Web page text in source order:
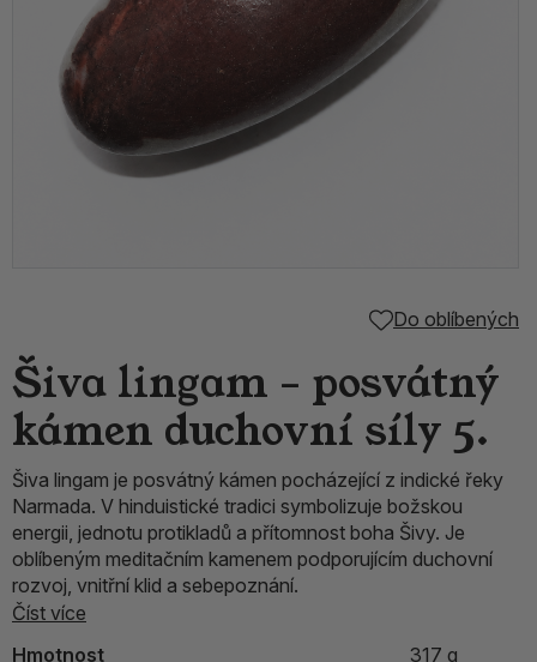
Do oblíbených
Šiva lingam – posvátný
kámen duchovní síly 5.
Šiva lingam je posvátný kámen pocházející z indické řeky
Narmada. V hinduistické tradici symbolizuje božskou
energii, jednotu protikladů a přítomnost boha Šivy. Je
oblíbeným meditačním kamenem podporujícím duchovní
rozvoj, vnitřní klid a sebepoznání.
Číst více
Hmotnost
317 g